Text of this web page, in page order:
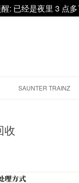
: 已经是夜里 3 点
SAUNTER TRAINZ
收